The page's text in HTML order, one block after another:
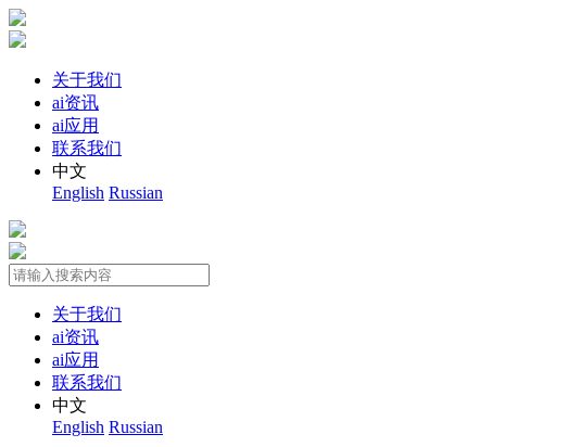
关于我们
ai资讯
ai应用
联系我们
中文
English Russian
关于我们
ai资讯
ai应用
联系我们
中文
English Russian